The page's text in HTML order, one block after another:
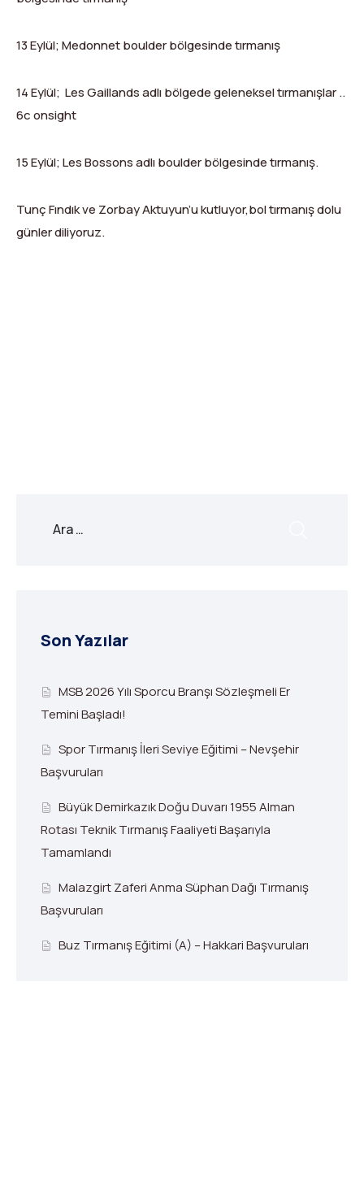
13 Eylül; Medonnet boulder bölgesinde tırmanış
14 Eylül; Les Gaillands adlı bölgede geleneksel tırmanışlar ..
6c onsight
15 Eylül; Les Bossons adlı boulder bölgesinde tırmanış.
Tunç Fındık ve Zorbay Aktuyun’u kutluyor,bol tırmanış dolu
günler diliyoruz.
Son Yazılar
MSB 2026 Yılı Sporcu Branşı Sözleşmeli Er
Temini Başladı!
Spor Tırmanış İleri Seviye Eğitimi – Nevşehir
Başvuruları
Büyük Demirkazık Doğu Duvarı 1955 Alman
Rotası Teknik Tırmanış Faaliyeti Başarıyla
Tamamlandı
Malazgirt Zaferi Anma Süphan Dağı Tırmanış
Başvuruları
Buz Tırmanış Eğitimi (A) – Hakkari Başvuruları